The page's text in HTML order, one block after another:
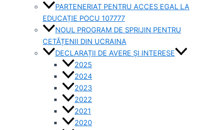
PARTENERIAT PENTRU ACCES EGAL LA
EDUCAȚIE POCU 107777
NOUL PROGRAM DE SPRIJIN PENTRU
CETĂȚENII DIN UCRAINA
DECLARAȚII DE AVERE ȘI INTERESE
2025
2024
2023
2022
2021
2020